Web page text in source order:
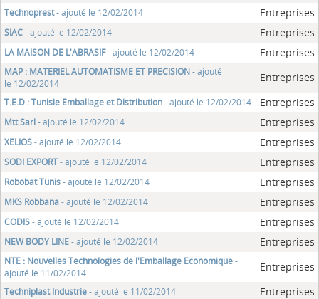
Technoprest- ajouté le 12/02/2014 Entreprises
SIAC- ajouté le 12/02/2014 Entreprises
LA MAISON DE L'ABRASIF- ajouté le 12/02/2014 Entreprises
MAP : MATERIEL AUTOMATISME ET PRECISION- ajouté
le 12/02/2014
Entreprises
T.E.D : Tunisie Emballage et Distribution- ajouté le 12/02/2014 Entreprises
Mtt Sarl- ajouté le 12/02/2014 Entreprises
XELIOS- ajouté le 12/02/2014 Entreprises
SODI EXPORT- ajouté le 12/02/2014 Entreprises
Robobat Tunis- ajouté le 12/02/2014 Entreprises
MKS Robbana- ajouté le 12/02/2014 Entreprises
CODIS- ajouté le 12/02/2014 Entreprises
NEW BODY LINE- ajouté le 12/02/2014 Entreprises
NTE : Nouvelles Technologies de l'Emballage Economique-
ajouté le 11/02/2014
Entreprises
Techniplast Industrie- ajouté le 11/02/2014 Entreprises